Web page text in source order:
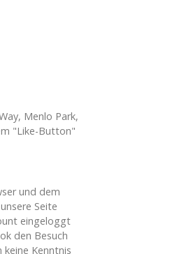
Menlo Park,
"Like-Button"
und dem
Seite
eingeloggt
den Besuch
Kenntnis